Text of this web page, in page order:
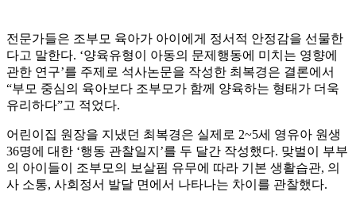
전문가들은 조부모 육아가 아이에게 정서적 안정감을 선물한
다고 말한다. ‘양육유형이 아동의 문제행동에 미치는 영향에
관한 연구’를 주제로 석사논문을 작성한 최복경은 결론에서
“부모 중심의 육아보다 조부모가 함께 양육하는 형태가 더욱
유리하다”고 적었다.
어린이집 원장을 지냈던 최복경은 실제로 2~5세 영유아 원생
36명에 대한 ‘행동 관찰일지’를 두 달간 작성했다. 맞벌이 부부
의 아이들이 조부모의 보살핌 유무에 따라 기본 생활습관, 의
사 소통, 사회정서 발달 면에서 나타나는 차이를 관찰했다.